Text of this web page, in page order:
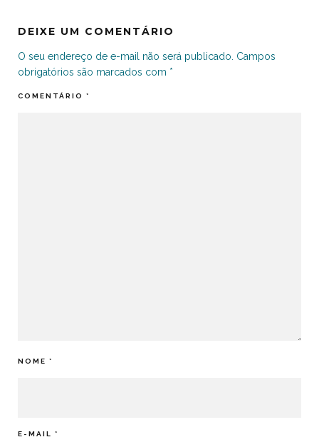
DEIXE UM COMENTÁRIO
O seu endereço de e-mail não será publicado. Campos
obrigatórios são marcados com *
COMENTÁRIO *
NOME *
E-MAIL *